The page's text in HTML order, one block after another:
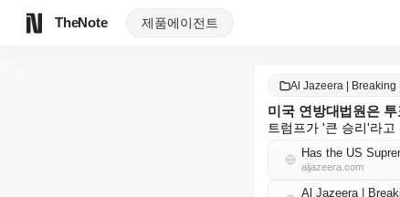
TheNote 제품에이전트
Al Jazeera | Breaking
미국 연방대법원은
트럼프가 '큰 승리'라
Has the US
aljazeera.com
Al Jazeera |